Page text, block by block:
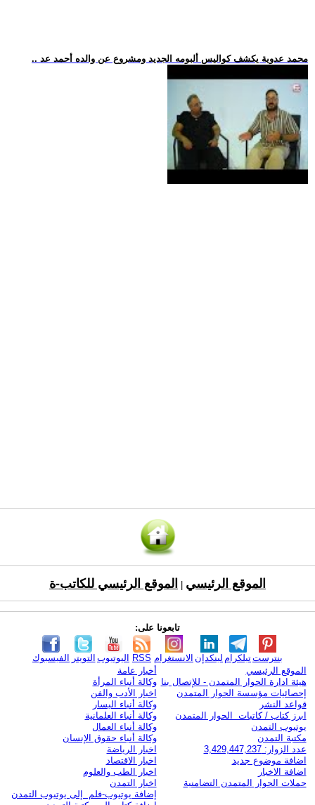
.. محمد عدوية يكشف كواليس ألبومه الجديد ومشروع عن والده أحمد عد
الموقع الرئيسي الموقع الرئيسي للكاتب-ة
تابعونا على:
الفيسبوك التويتر اليوتيوب RSS الانستغرام لينكدإن تيلكرامبنترست
الموقع الرئيسي
هيئة ادارة الحوار المتمدن - للإتصال بنا
إحصائيات مؤسسة الحوار المتمدن
قواعد النشر
ابرز كتاب / كاتبات الحوار المتمدن
يوتيوب التمدن
مكتبة التمدن
عدد الزوار: 3,429,447,237
اضافة موضوع جديد
اضافة الاخبار
حملات الحوار المتمدن التضامنية
أخبار عامة
وكالة أنباء المرأة
اخبار الأدب والفن
وكالة أنباء اليسار
وكالة أنباء العلمانية
وكالة أنباء العمال
وكالة أنباء حقوق الإنسان
اخبار الرياضة
اخبار الاقتصاد
اخبار الطب والعلوم
اخبار التمدن
إضافة يوتيوب-فلم إلى يوتيوب التمدن